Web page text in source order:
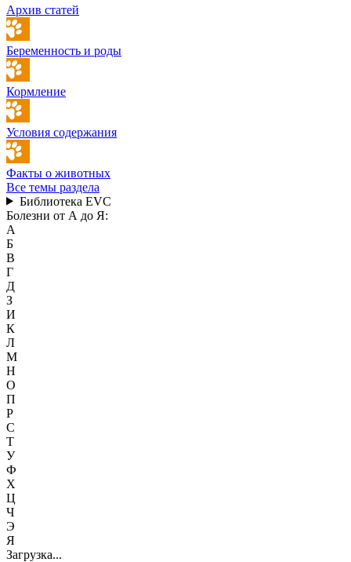
Архив статей
Беременность и роды
Кормление
Условия содержания
Факты о животных
Все темы раздела
Библиотека EVC
Болезни от А до Я:
А
Б
В
Г
Д
З
И
К
Л
М
Н
О
П
Р
С
Т
У
Ф
Х
Ц
Ч
Э
Я
Загрузка...